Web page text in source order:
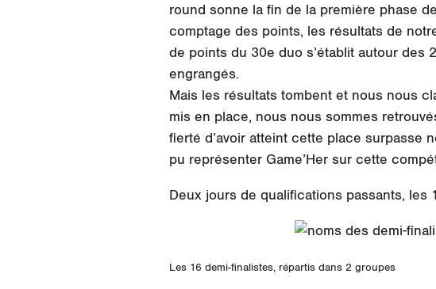
round sonne la fin de la première phase
comptage des points, les résultats de
de points du 30e duo s’établit autour
engrangés.
Mais les résultats tombent et nous nous
mis en place, nous nous sommes
fierté d’avoir atteint cette place surpasse
pu représenter Game’Her sur cette
Deux jours de qualifications passants,
Les 16 demi-finalistes, répartis dans 2 groupes